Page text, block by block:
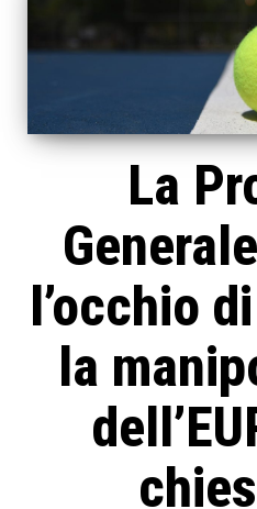
La
l’occhio
la